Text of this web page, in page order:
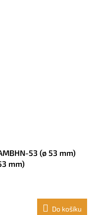
53 (ø 53 mm)
mm)
Do košíku